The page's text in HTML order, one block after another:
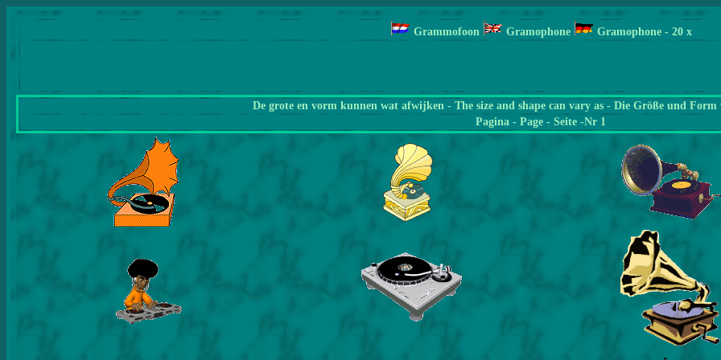
Grammofoon Gramophone Gramophone - 20 x
De grote en vorm kunnen wat afwijken - The size and shape can vary as - Die Größe und
Pagina - Page - Seite -Nr 1